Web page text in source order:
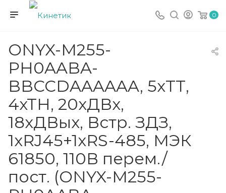
0
ONYX-M255-
PH0AABA-
BBCCDAAAAAA, 5xТТ,
4хТН, 20хДВx,
18xДВыx, Встр. ЗДЗ,
1xRJ45+1xRS-485, МЭК
61850, 110В перем./
пост. (ONYX-M255-